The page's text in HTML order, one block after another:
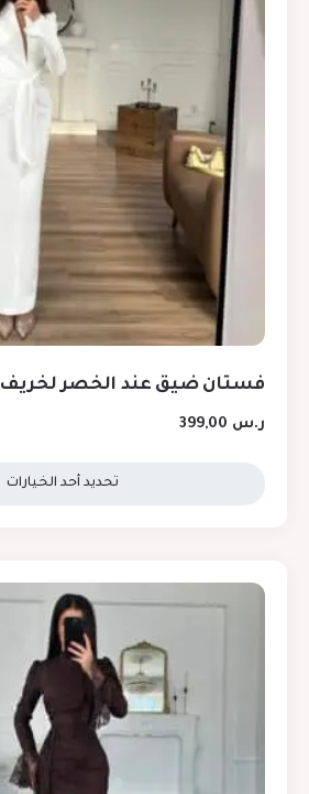
فستان ضيق عند الخصر لخريف
ر.س
تحديد أحد الخيارات